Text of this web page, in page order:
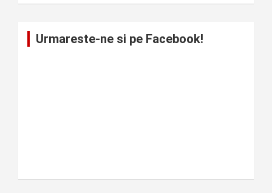
Urmareste-ne si pe Facebook!